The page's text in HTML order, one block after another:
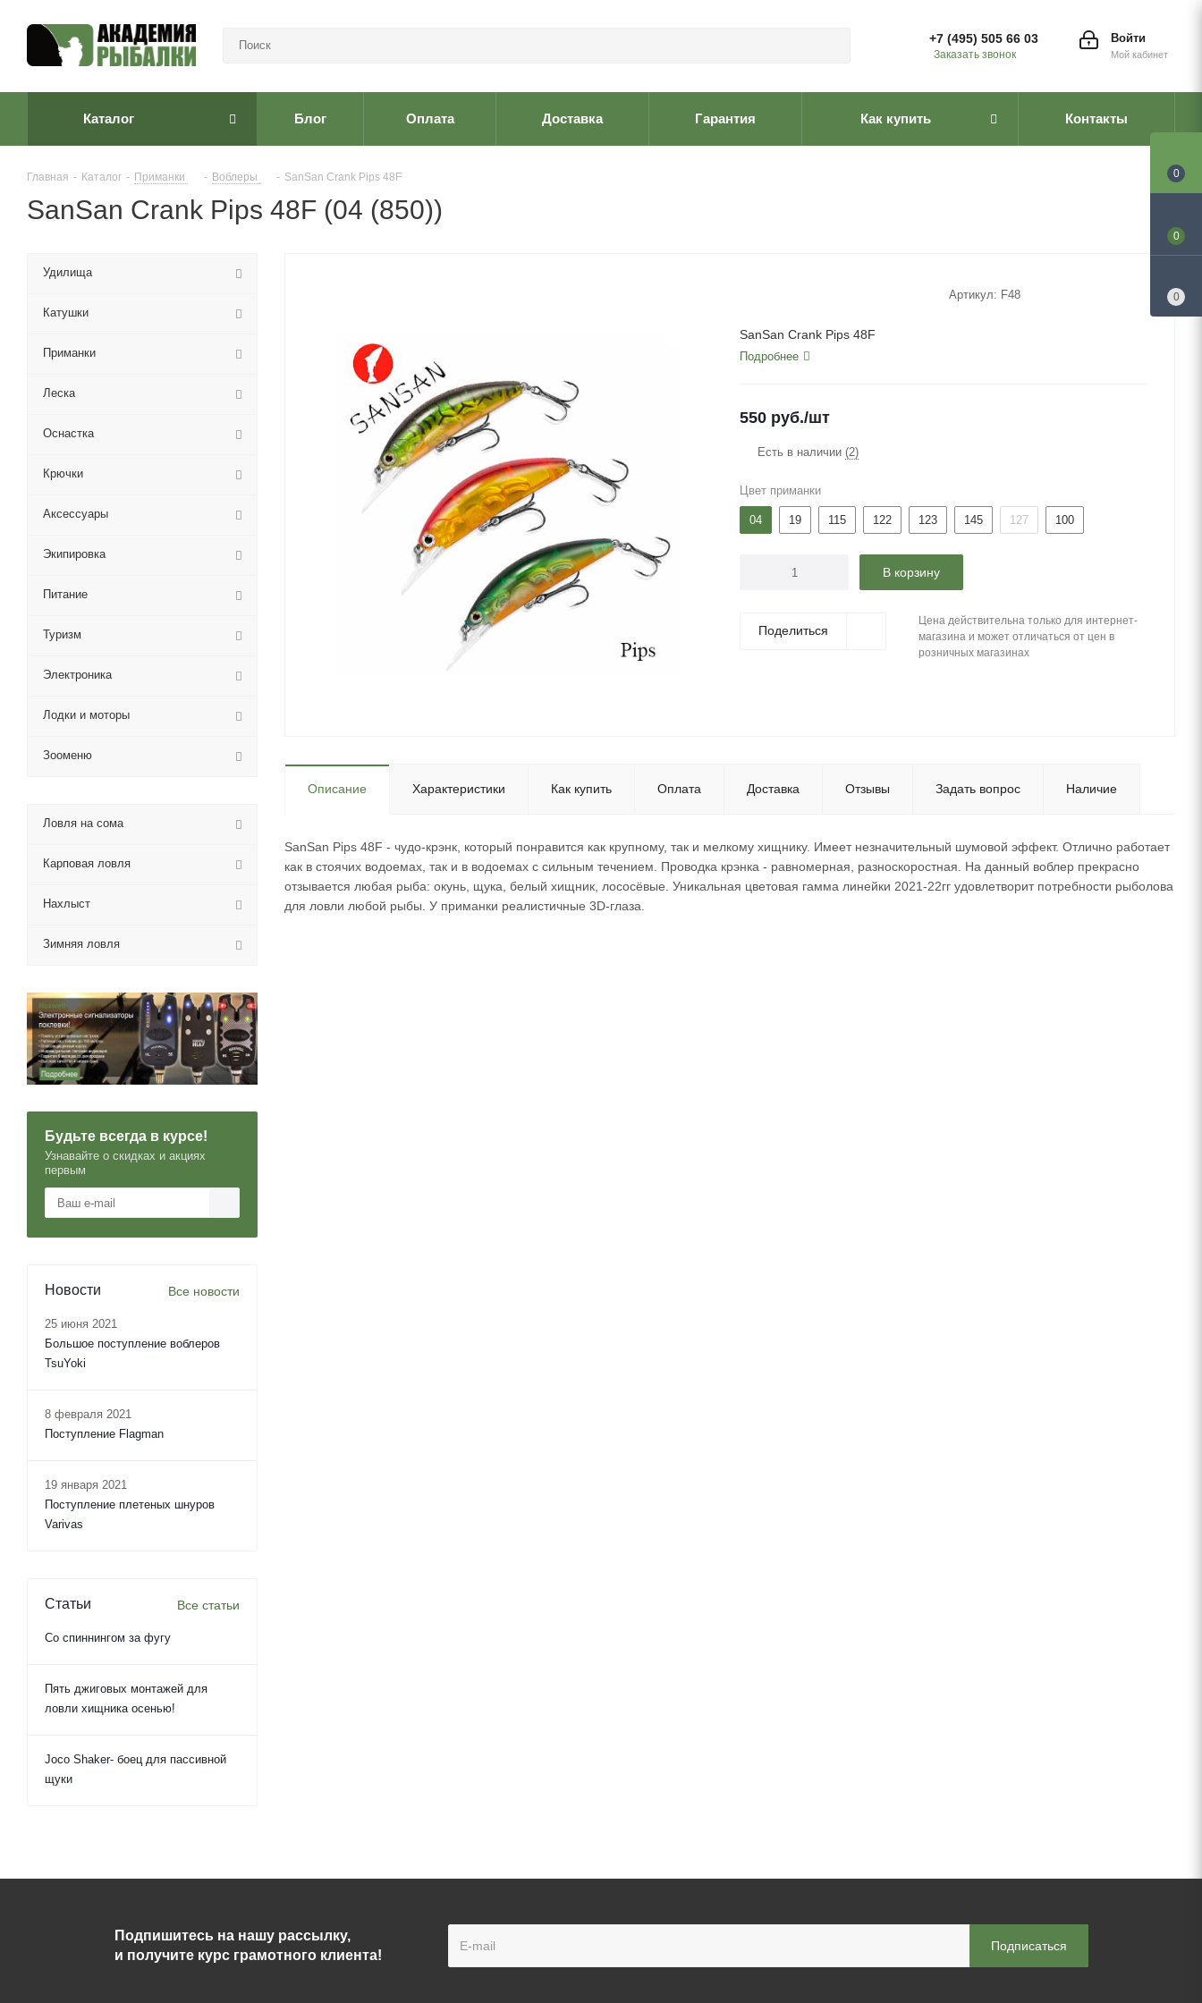
Войти
Мой кабинет
+7 (495) 505 66 03
Заказать звонок
Каталог Блог Оплата Доставка Гарантия Как купить Контакты
Главная - Каталог - Приманки - Воблеры - SanSan Crank Pips 48F
SanSan Crank Pips 48F (04 (850))
Артикул: F48
SanSan Crank Pips 48F
Подробнее
550 руб./шт
Есть в наличии (2)
Цвет приманки
04 19 115 122 123 145 127 100
В корзину
Поделиться
Цена действительна только для интернет-
магазина и может отличаться от цен в
розничных магазинах
Описание Характеристики Как купить Оплата Доставка Отзывы Задать вопрос Наличие
SanSan Pips 48F - чудо-крэнк, который понравится как крупному, так и мелкому хищнику. Имеет незначительный шумовой эффект. Отлично работает
как в стоячих водоемах, так и в водоемах с сильным течением. Проводка крэнка - равномерная, разноскоростная. На данный воблер прекрасно
отзывается любая рыба: окунь, щука, белый хищник, лососёвые. Уникальная цветовая гамма линейки 2021-22гг удовлетворит потребности рыболова
для ловли любой рыбы. У приманки реалистичные 3D-глаза.
Удилища
Катушки
Приманки
Леска
Оснастка
Крючки
Аксессуары
Экипировка
Питание
Туризм
Электроника
Лодки и моторы
Зооменю
Ловля на сома
Карповая ловля
Нахлыст
Зимняя ловля
Будьте всегда в курсе!
Узнавайте о скидках и акциях
первым
Новости Все новости
25 июня 2021
Большое поступление воблеров
TsuYoki
8 февраля 2021
Поступление Flagman
19 января 2021
Поступление плетеных шнуров
Varivas
Статьи Все статьи
Со спиннингом за фугу
Пять джиговых монтажей для
ловли хищника осенью!
Joco Shaker- боец для пассивной
щуки
Подпишитесь на нашу рассылку,
и получите курс грамотного клиента!
0
0
0